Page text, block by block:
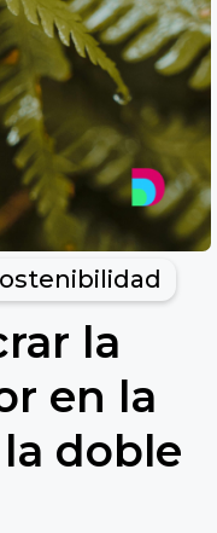
la
en la
doble